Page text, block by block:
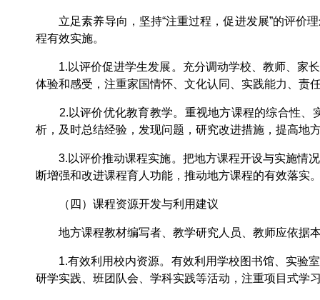
立足素养导向，坚持“注重过程，促进发展”的评价理
程有效实施。
1.以评价促进学生发展。充分调动学校、教师、家长
体验和感受，注重家国情怀、文化认同、实践能力、责
2.以评价优化教育教学。重视地方课程的综合性、
析，及时总结经验，发现问题，研究改进措施，提高地
3.以评价推动课程实施。把地方课程开设与实施情况
断增强和改进课程育人功能，推动地方课程的有效落实
（四）课程资源开发与利用建议
地方课程教材编写者、教学研究人员、教师应依据本
1.有效利用校内资源。有效利用学校图书馆、实验室
研学实践、班团队会、学科实践等活动，注重项目式学